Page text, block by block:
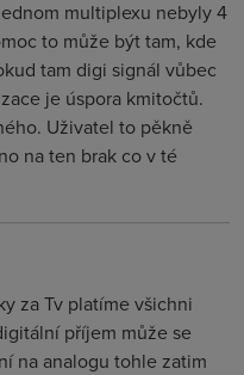
multiplexu nebyly 4
to může být tam, kde
tam digi signál vůbec
je úspora kmitočtů.
Uživatel to pěkně
na ten brak co v té
za Tv platíme všichni
příjem může se
na analogu tohle zatim